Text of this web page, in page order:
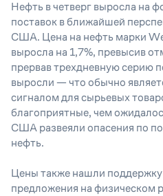
Нефть в четверг выросла на
поставок в ближайшей
США. Цена на нефть марки
выросла на 1,7%, превысив
прервав трехдневную серию
выросли — что обычно
сигналом для сырьевых
благоприятные, чем
США развеяли опасения по
нефть.
Цены также нашли поддержку
предложения на физическом